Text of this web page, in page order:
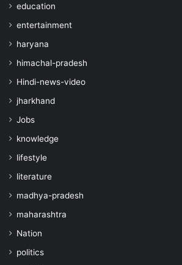
education
entertainment
haryana
himachal-pradesh
Hindi-news-video
jharkhand
Jobs
knowledge
lifestyle
literature
madhya-pradesh
maharashtra
Nation
politics